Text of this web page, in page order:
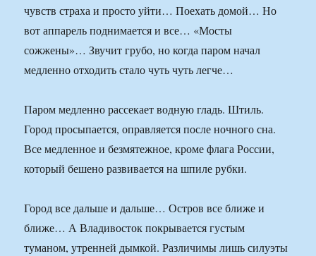
чувств страха и просто уйти… Поехать домой… Но
вот аппарель поднимается и все… «Мосты
сожжены»… Звучит грубо, но когда паром начал
медленно отходить стало чуть чуть легче…
Паром медленно рассекает водную гладь. Штиль.
Город просыпается, оправляется после ночного сна.
Все медленное и безмятежное, кроме флага России,
который бешено развивается на шпиле рубки.
Город все дальше и дальше… Остров все ближе и
ближе… А Владивосток покрывается густым
туманом, утренней дымкой. Различимы лишь силуэты